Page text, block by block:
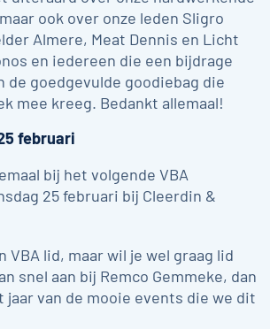
ook over onze leden Sligro
Almere, Meat Dennis en Licht
en iedereen die een bijdrage
de goedgevulde goodiebag die
mee kreeg. Bedankt allemaal!
februari
bij het volgende VBA
25 februari bij Cleerdin &
VBA lid, maar wil je wel graag lid
snel aan bij Remco Gemmeke, dan
van de mooie events die we dit